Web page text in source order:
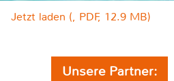
Jetzt laden (, PDF, 12.9 MB)
Unsere Partner: